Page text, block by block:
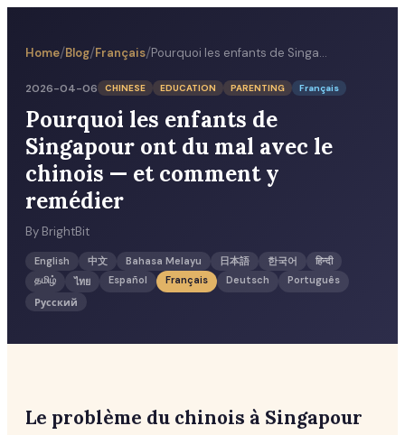
Home/Blog/Français/ Pourquoi les enfants de Singapour ont du mal avec le chinois — et comment y remédier
2026-04-06 CHINESE EDUCATION PARENTING Français
Pourquoi les enfants de
Singapour ont du mal avec le
chinois — et comment y
remédier
By BrightBit
English 中文 Bahasa Melayu 日本語 한국어
हिन्दी
தமிழ்
ไทย Español Français Deutsch
Português
Русский
Le problème du chinois à Singapour